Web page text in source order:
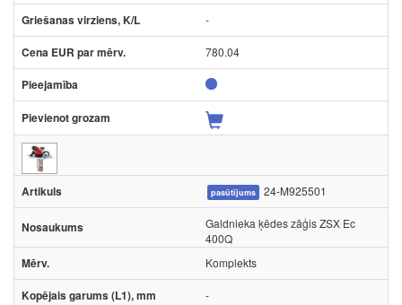
-
780.04
pasūtījums 24-M925501
Galdnieka ķēdes zāģis ZSX Ec
400Q
Komplekts
-